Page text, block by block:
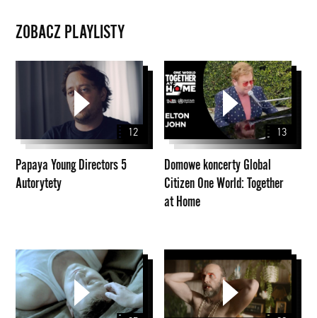
ZOBACZ PLAYLISTY
Autorytety
12
Papaya Young Directors 5
Autorytety
Domowe
koncerty
Global
Citizen
World:
Together
at
Home
13
Domowe koncerty Global
Citizen One World: Together
at Home
Stories
PYD
2020